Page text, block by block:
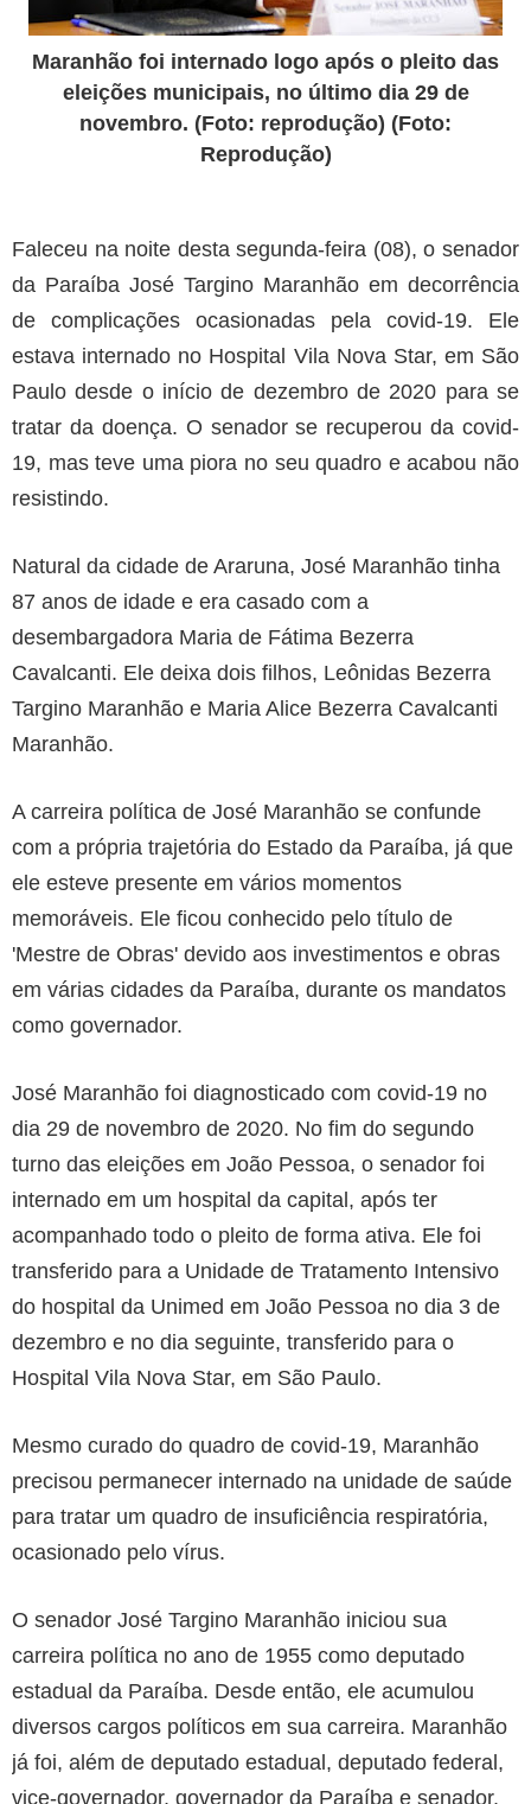
Maranhão foi internado logo após o pleito das
eleições municipais, no último dia 29 de
novembro. (Foto: reprodução) (Foto:
Reprodução)
Faleceu na noite desta segunda-feira (08), o senador
da Paraíba José Targino Maranhão em decorrência
de complicações ocasionadas pela covid-19. Ele
estava internado no Hospital Vila Nova Star, em São
Paulo desde o início de dezembro de 2020 para se
tratar da doença. O senador se recuperou da covid-
19, mas teve uma piora no seu quadro e acabou não
resistindo.
Natural da cidade de Araruna, José Maranhão tinha
87 anos de idade e era casado com a
desembargadora Maria de Fátima Bezerra
Cavalcanti. Ele deixa dois filhos, Leônidas Bezerra
Targino Maranhão e Maria Alice Bezerra Cavalcanti
Maranhão.
A carreira política de José Maranhão se confunde
com a própria trajetória do Estado da Paraíba, já que
ele esteve presente em vários momentos
memoráveis. Ele ficou conhecido pelo título de
'Mestre de Obras' devido aos investimentos e obras
em várias cidades da Paraíba, durante os mandatos
como governador.
José Maranhão foi diagnosticado com covid-19 no
dia 29 de novembro de 2020. No fim do segundo
turno das eleições em João Pessoa, o senador foi
internado em um hospital da capital, após ter
acompanhado todo o pleito de forma ativa. Ele foi
transferido para a Unidade de Tratamento Intensivo
do hospital da Unimed em João Pessoa no dia 3 de
dezembro e no dia seguinte, transferido para o
Hospital Vila Nova Star, em São Paulo.
Mesmo curado do quadro de covid-19, Maranhão
precisou permanecer internado na unidade de saúde
para tratar um quadro de insuficiência respiratória,
ocasionado pelo vírus.
O senador José Targino Maranhão iniciou sua
carreira política no ano de 1955 como deputado
estadual da Paraíba. Desde então, ele acumulou
diversos cargos políticos em sua carreira. Maranhão
já foi, além de deputado estadual, deputado federal,
vice-governador, governador da Paraíba e senador.